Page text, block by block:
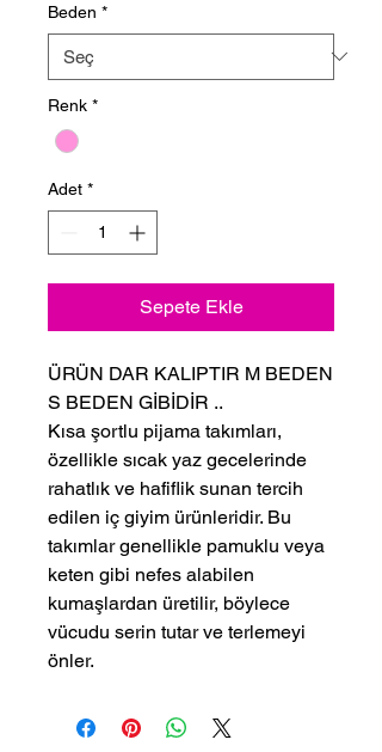
Beden *
Renk *
Adet *
Sepete Ekle
ÜRÜN DAR KALIPTIR M BEDEN
S BEDEN GİBİDİR ..
Kısa şortlu pijama takımları,
özellikle sıcak yaz gecelerinde
rahatlık ve hafiflik sunan tercih
edilen iç giyim ürünleridir. Bu
takımlar genellikle pamuklu veya
keten gibi nefes alabilen
kumaşlardan üretilir, böylece
vücudu serin tutar ve terlemeyi
önler.